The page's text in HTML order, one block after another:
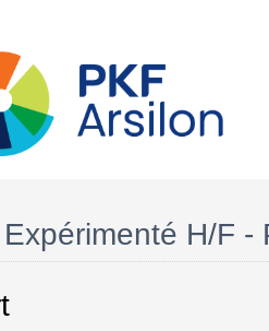
H/F -